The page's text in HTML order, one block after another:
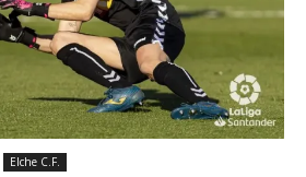
Elche C.F.